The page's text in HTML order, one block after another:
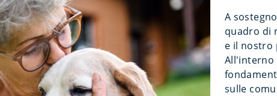
A
quadro di
e il nostro
All'interno
sulle